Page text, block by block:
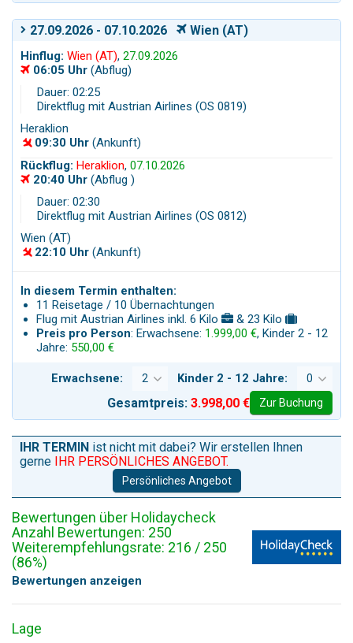
27.09.2026 - 07.10.2026 Wien (AT)
Hinflug: Wien (AT), 27.09.2026
06:05 Uhr (Abflug)
Dauer: 02:25
Direktflug mit Austrian Airlines (OS 0819)
Heraklion
09:30 Uhr (Ankunft)
Rückflug: Heraklion, 07.10.2026
20:40 Uhr (Abflug )
Dauer: 02:30
Direktflug mit Austrian Airlines (OS 0812)
Wien (AT)
22:10 Uhr (Ankunft)
In diesem Termin enthalten:
11 Reisetage / 10 Übernachtungen
Flug mit Austrian Airlines inkl. 6 Kilo
& 23 Kilo
Preis pro Person: Erwachsene: 1.999,00 €, Kinder 2 - 12
Jahre: 550,00 €
Erwachsene: Kinder 2 - 12 Jahre:
Gesamtpreis: 3.998,00 € Zur Buchung
IHR TERMIN ist nicht mit dabei? Wir erstellen Ihnen
gerne
IHR PERSÖNLICHES ANGEBOT.
Persönliches Angebot
Bewertungen über Holidaycheck
Anzahl Bewertungen: 250
Weiterempfehlungsrate: 216 / 250
(86%)
Bewertungen anzeigen
Lage